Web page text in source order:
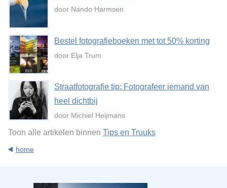
door Nando Harmsen
Bestel fotografieboeken met tot 50% korting
door Elja Trum
Straatfotografie tip: Fotografeer iemand van
heel dichtbij
door Michiel Heijmans
Toon alle artikelen binnen Tips en Truuks
home